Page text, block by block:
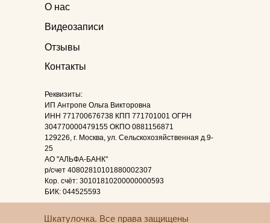
Видеозаписи
Отзывы
Контакты
О нас
Реквизиты:
ИП Антропе Ольга Викторовна
ИНН 771700676738 КПП 771701001 ОГРН
304770000479155 ОКПО 0881156871
129226, г. Москва, ул. Сельскохозяйственная д.9-
25
АО "АЛЬФА-БАНК"
р/счет 40802810101880002307
Кор. счёт: 30101810200000000593
БИК: 044525593
Шкатулочка. Все права защищены